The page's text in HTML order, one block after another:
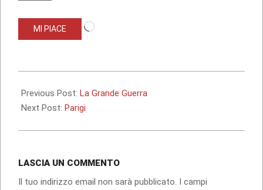
MI PIACE
01-
04
Previous Post: La Grande Guerra
Next Post: Parigi
LASCIA UN COMMENTO
Il tuo indirizzo email non sarà pubblicato. I campi